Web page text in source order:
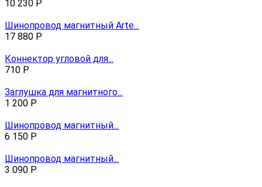
10 230 Р
Шинопровод магнитный Arte...
17 880 Р
Коннектор угловой для...
710 Р
Заглушка для магнитного...
1 200 Р
Шинопровод магнитный...
6 150 Р
Шинопровод магнитный...
3 090 Р